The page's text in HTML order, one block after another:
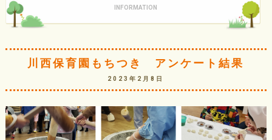
INFORMATION
川西保育園もちつき アンケート結果
2023年2月8日